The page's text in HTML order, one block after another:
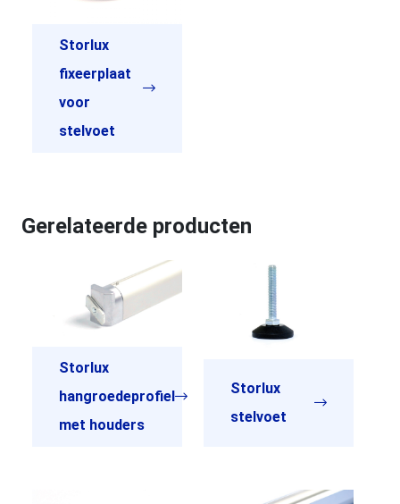
Storlux
fixeerplaat
voor
stelvoet
Gerelateerde producten
Storlux
hangroedeprofiel
met houders
Storlux
stelvoet